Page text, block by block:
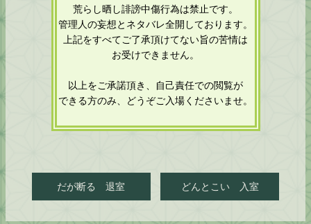
荒らし晒し誹謗中傷行為は禁止です。
管理人の妄想とネタバレ全開しております。
上記をすべてご了承頂けてない旨の苦情は
お受けできません。
以上をご承諾頂き、自己責任での閲覧が
できる方のみ、どうぞご入場くださいませ。
だが断る 退室 どんとこい 入室